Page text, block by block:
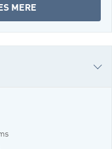
MERE
VÆLG